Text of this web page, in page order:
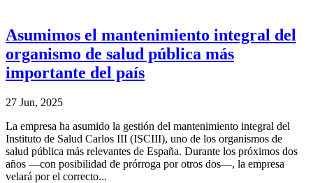
Asumimos el mantenimiento integral del
organismo de salud pública más
importante del país
27 Jun, 2025
La empresa ha asumido la gestión del mantenimiento integral del
Instituto de Salud Carlos III (ISCIII), uno de los organismos de
salud pública más relevantes de España. Durante los próximos dos
años —con posibilidad de prórroga por otros dos—, la empresa
velará por el correcto...